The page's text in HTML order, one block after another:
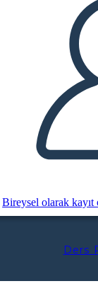
Bireysel olarak kayıt
Ders